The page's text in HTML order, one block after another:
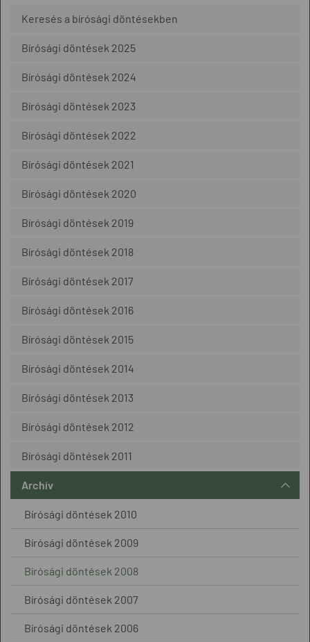
Keresés a bírósági döntésekben
Bírósági döntések 2025
Bírósági döntések 2024
Bírósági döntések 2023
Bírósági döntések 2022
Bírósági döntések 2021
Bírósági döntések 2020
Bírósági döntések 2019
Bírósági döntések 2018
Bírósági döntések 2017
Bírósági döntések 2016
Bírósági döntések 2015
Bírósági döntések 2014
Bírósági döntések 2013
Bírósági döntések 2012
Bírósági döntések 2011
Archív
Bírósági döntések 2010
Bírósági döntések 2009
Bírósági döntések 2008
Bírósági döntések 2007
Bírósági döntések 2006